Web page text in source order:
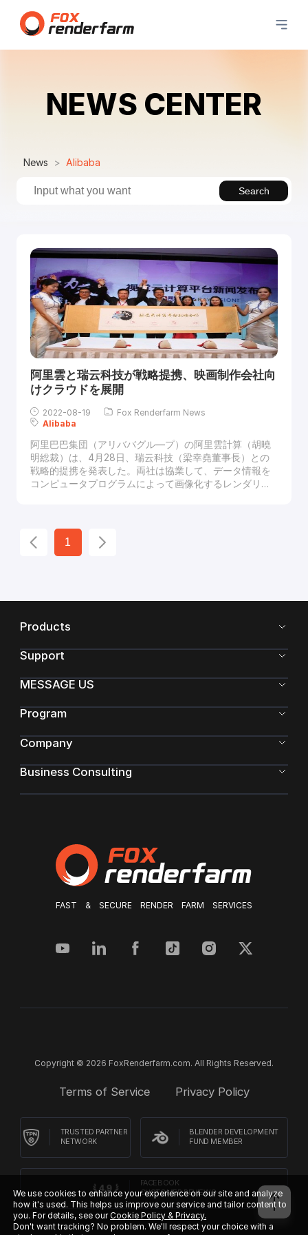
NEWS CENTER
News Alibaba
Search
阿里雲と瑞云科技が戦略提携、映画制作会社向
けクラウドを展開
2022-08-19
Fox Renderfarm News
Alibaba
阿里巴巴集団（アリババグル―プ）の阿里雲計算（胡曉
明総裁）は、4月28日、瑞云科技（梁幸堯董事長）との
戦略的提携を発表した。両社は協業して、データ情報を
コンピュータプログラムによって画像化するレンダリン
（Aliyun）」を提供している中国最大のクラウドベンダ
ー。一方の瑞云科技は、レンダリング領域に強いITベン
現するクラウド基盤のニーズが高まっていると判断し、
にRender cloudは、試験運用を開始している。一般的
1
FAST & SECURE RENDER FARM SERVICES
Products
Support
MESSAGE US
Program
Company
Business Consulting
Copyright © 2026 FoxRenderfarm.com. All Rights Reserved.
Terms of Service Privacy Policy
TRUSTED PARTNER
NETWORK
BLENDER DEVELOPMENT
FUND MEMBER
FACEBOOK
CUSTOMER REVIEWS
We use cookies to enhance your experience on our site and analyze
how it's used. This helps us improve our service and tailor content to
you. For details, see ourCookie Policy & Privacy.
Don't want tracking? No problem. We'll respect your choice with a